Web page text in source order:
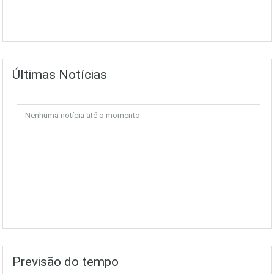
Últimas Notícias
Nenhuma notícia até o momento
Previsão do tempo